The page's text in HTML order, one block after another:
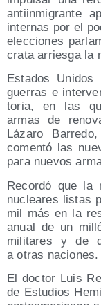
anti­in­mi­gran­te
inter­nas por el
elec­cio­nes
cra­ta arries­ga la
Esta­dos
gue­rras e
to­ria, en las
armas de
Láza­ro
comen­tó las
para nue­vos
Recor­dó que la
nuclea­res lis­tas
mil más en la
anual de un
mili­ta­res y de
a otras naciones.
El doc­tor Luis
de Estu­dios